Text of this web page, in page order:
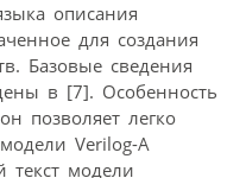
описания
для создания
Базовые сведения
в [7]. Особенность
позволяет легко
Verilog-A
текст модели